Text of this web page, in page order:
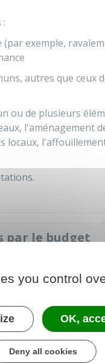
exemple,
autres que ceux
ou de plusieurs
l'aménagement
locaux,
par le budget
des
qu'il concerne.
dernier jour de
you control
OK,
Deny all cookies